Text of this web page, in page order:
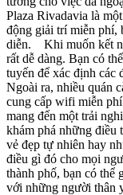
Plaza Rivadavia là
động giải trí miễn phí,
diễn. Khi muốn kết
rất dễ dàng. Bạn có
tuyến để xác định các
Ngoài ra, nhiều quán
cung cấp wifi miễn
mang đến một trải
khám phá những điều
vẻ đẹp tự nhiên hay
điều gì đó cho mọi
thành phố, bạn có thể
với những người thân